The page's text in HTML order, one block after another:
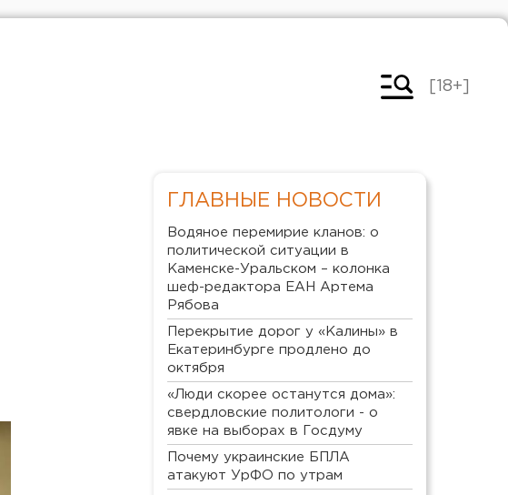
[18+]
ГЛАВНЫЕ НОВОСТИ
Водяное перемирие кланов: о
политической ситуации в
Каменске-Уральском – колонка
шеф-редактора ЕАН Артема
Рябова
Перекрытие дорог у «Калины» в
Екатеринбурге продлено до
октября
«Люди скорее останутся дома»:
свердловские политологи - о
явке на выборах в Госдуму
Почему украинские БПЛА
атакуют УрФО по утрам